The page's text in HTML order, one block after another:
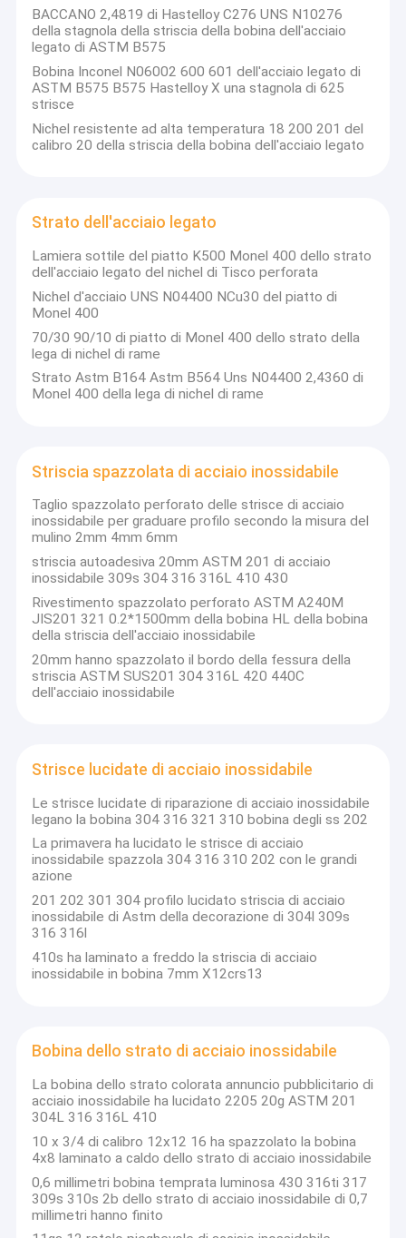
Prodotti
Circa noi
Giro della fabbrica
Contattici
Notizie
Bobina d'acciaio laminata a caldo
Bobina dell'acciaio legato
BACCANO 2,4819 di Hastelloy C276 UNS N10276
della stagnola della striscia della bobina dell'acciaio
legato di ASTM B575
Bobina Inconel N06002 600 601 dell'acciaio legato di
ASTM B575 B575 Hastelloy X una stagnola di 625
strisce
Nichel resistente ad alta temperatura 18 200 201 del
calibro 20 della striscia della bobina dell'acciaio legato
Strato dell'acciaio legato
Lamiera sottile del piatto K500 Monel 400 dello strato
dell'acciaio legato del nichel di Tisco perforata
Nichel d'acciaio UNS N04400 NCu30 del piatto di
Monel 400
70/30 90/10 di piatto di Monel 400 dello strato della
lega di nichel di rame
Strato Astm B164 Astm B564 Uns N04400 2,4360 di
Monel 400 della lega di nichel di rame
Striscia spazzolata di acciaio inossidabile
Taglio spazzolato perforato delle strisce di acciaio
inossidabile per graduare profilo secondo la misura del
mulino 2mm 4mm 6mm
striscia autoadesiva 20mm ASTM 201 di acciaio
inossidabile 309s 304 316 316L 410 430
Rivestimento spazzolato perforato ASTM A240M
JIS201 321 0.2*1500mm della bobina HL della bobina
della striscia dell'acciaio inossidabile
20mm hanno spazzolato il bordo della fessura della
striscia ASTM SUS201 304 316L 420 440C
dell'acciaio inossidabile
Strisce lucidate di acciaio inossidabile
Le strisce lucidate di riparazione di acciaio inossidabile
legano la bobina 304 316 321 310 bobina degli ss 202
La primavera ha lucidato le strisce di acciaio
inossidabile spazzola 304 316 310 202 con le grandi
azione
201 202 301 304 profilo lucidato striscia di acciaio
inossidabile di Astm della decorazione di 304l 309s
316 316l
410s ha laminato a freddo la striscia di acciaio
inossidabile in bobina 7mm X12crs13
Bobina dello strato di acciaio inossidabile
La bobina dello strato colorata annuncio pubblicitario di
acciaio inossidabile ha lucidato 2205 20g ASTM 201
304L 316 316L 410
10 x 3/4 di calibro 12x12 16 ha spazzolato la bobina
4x8 laminato a caldo dello strato di acciaio inossidabile
0,6 millimetri bobina temprata luminosa 430 316ti 317
309s 310s 2b dello strato di acciaio inossidabile di 0,7
millimetri hanno finito
produttore professionista con più di 20 anni di esperienza di
2001. La nostra posizione è a Wuxi - il più grande centro
d'elaborazione di acciaio inossidabile in Cina. La nostra società
ha sua propria fabbrica, fornisce un servizio di un-tocco per il
taglio, la formazione e l'elaborazione della superficie dei prodotti
di acciaio inossidabile. ed è attrezzature di elaborazione
professionali di qualità superiore da nazionale e da
internazionale quali la linea trasversale del taglio della nova di
acciaio inossidabile della linea di produzione di livellamento
italiana, di acciaio inossidabile di Taiwan Weitai, linea del taglio
freddo di acciaio inossidabile e macchina livellatrice/macchina
di taglio a laminazione a caldo; E l'altra attrezzatura di
di distribuzione e di immagazzinamento. La nostra società è
l'agente di primo livello designato da TISCO, da ZPSS, da ESS
(acciaio speciale orientale), dall'acciaio di Bao, prodotti ecc così
dai nostri è di qualità, termine d'esecuzione è flessibile,
convenienza, è molto competitiva massimizzare il più bene i
benefici dei clienti. Pricipalmente il materiale ed i gradi disponibili
includono: 200series, 304,304L, 309,309L, 310,310S, 316,316L,
316Ti, 321,2205,2507,440,440c, 904,904L con le azione del
campione disponibili durante tutto l'anno. Vorremmo esprimere i
nostri ringraziamenti sinceri a questi clienti che si preoccupano
e sostengono la nostra società. Speriamo di stabilire la
relazione a lungo termine della cooperazione con voi.